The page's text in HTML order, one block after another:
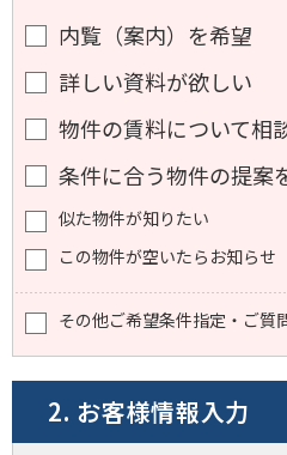
内覧（案内）を希望
詳しい資料が欲しい
物件の賃料について相
条件に合う物件の提案
似た物件が知りたい
この物件が空いたらお知らせ
その他ご希望条件指定・ご質
2. お客様情報入力